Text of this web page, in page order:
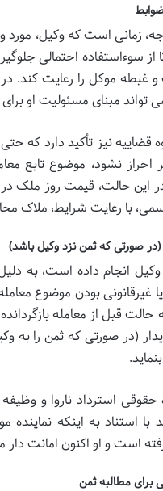
زمانی است که وکیل، مورد
از سوءاستفاده احتمالی
غبطه موکل را رعایت کند.
مبنای مسئولیت او
نیز تأکید دارد که
نشود، موضوع تابع
این حالت، قیمت روز ملک
با رعایت شرایط، ملاک
(در صورتی که ثمن نزد وکیل باشد)
انجام داده است، به
غیرقانونی بودن موضوع
حالت قبل از معامله
(در صورتی که ثمن را
حقوقی استرداد ناروا و وظیفه
استناد به اینکه
است و او اکنون امانت دار
برای مطالبه ثمن